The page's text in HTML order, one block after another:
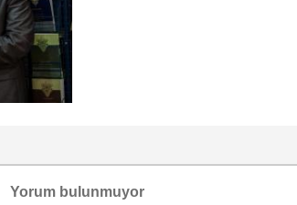
Yorum bulunmuyor